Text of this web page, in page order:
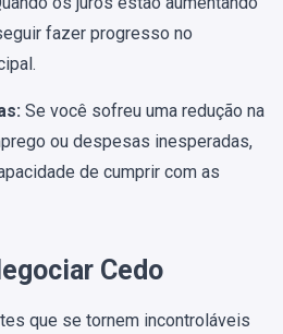
fazer progresso no
Se você sofreu uma redução na
ou despesas inesperadas,
de cumprir com as
Cedo
que se tornem incontroláveis